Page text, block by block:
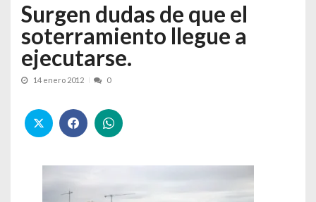
Surgen dudas de que el
soterramiento llegue a
ejecutarse.
14 enero 2012 0